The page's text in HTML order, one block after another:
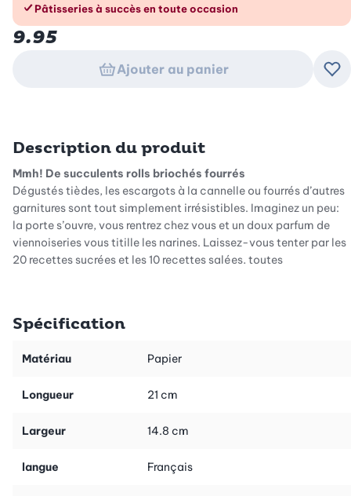
Pâtisseries à succès en toute occasion
9.95
Ajouter au panier
Description du produit
Mmh! De succulents rolls briochés fourrés
Dégustés tièdes, les escargots à la cannelle ou fourrés d’autres
garnitures sont tout simplement irrésistibles. Imaginez un peu:
la porte s’ouvre, vous rentrez chez vous et un doux parfum de
viennoiseries vous titille les narines. Laissez-vous tenter par les
20 recettes sucrées et les 10 recettes salées, toutes
Le livre propose toutes sortes de variantes des recettes en pâte
principe, la pâte levée étant confectionnée avec de la farine
pouvez l’utiliser indifféremment pour des garnitures sucrées ou
flambée du commerce s’avère une bonne alternative.
Farce sucrée ou salée pour toutes les occasions
Spécification
Matériau Papier
Longueur 21 cm
Largeur 14.8 cm
langue Français